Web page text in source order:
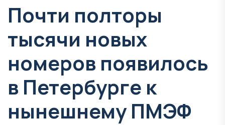
Почти полторы
тысячи новых
номеров появилось
в Петербурге к
нынешнему ПМЭФ